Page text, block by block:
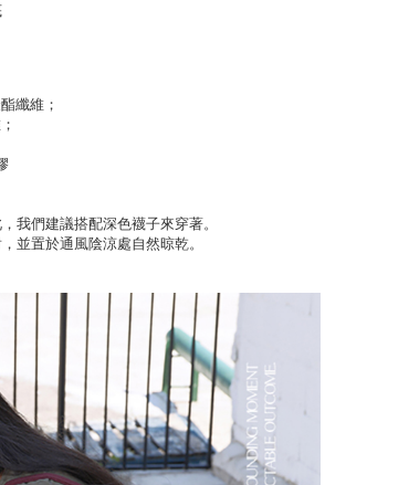
纖維；
我們建議搭配深色襪子來穿著。
並置於通風陰涼處自然晾乾。